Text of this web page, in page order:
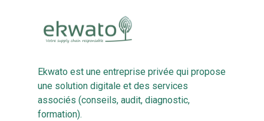
Ekwato est une entreprise privée qui propose
une solution digitale et des services
associés (conseils, audit, diagnostic,
formation).